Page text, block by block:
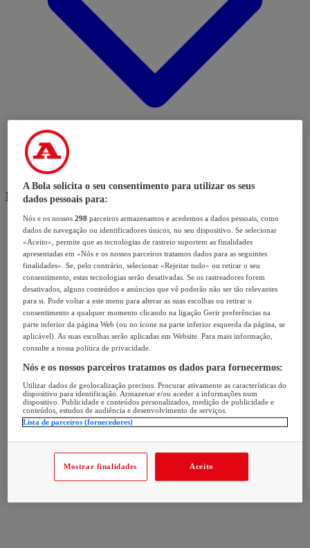
Modalidades
A Bola solicita o seu consentimento para utilizar os seus
dados pessoais para:
Nós e os nossos298 parceiros armazenamos e acedemos a dados pessoais, como
dados de navegação ou identificadores únicos, no seu dispositivo. Se selecionar
«Aceito», permite que as tecnologias de rastreio suportem as finalidades
apresentadas em «Nós e os nossos parceiros tratamos dados para as seguintes
finalidades». Se, pelo contrário, selecionar «Rejeitar tudo» ou retirar o seu
consentimento, estas tecnologias serão desativadas. Se os rastreadores forem
desativados, alguns conteúdos e anúncios que vê poderão não ser tão relevantes
para si. Pode voltar a este menu para alterar as suas escolhas ou retirar o
consentimento a qualquer momento clicando na ligação Gerir preferências na
parte inferior da página Web (ou no ícone na parte inferior esquerda da página, se
aplicável). As suas escolhas serão aplicadas em Website. Para mais informação,
consulte a nossa política de privacidade.
Nós e os nossos parceiros tratamos os dados para fornecermos:
Utilizar dados de geolocalização precisos. Procurar ativamente as características do
dispositivo para identificação. Armazenar e/ou aceder a informações num
dispositivo. Publicidade e conteúdos personalizados, medição de publicidade e
conteúdos, estudos de audiência e desenvolvimento de serviços.
Lista de parceiros (fornecedores)
Mostrar finalidades Aceito